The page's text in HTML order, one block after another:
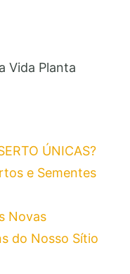
Vida Planta
ÚNICAS?
e Sementes
Novas
do Nosso Sítio